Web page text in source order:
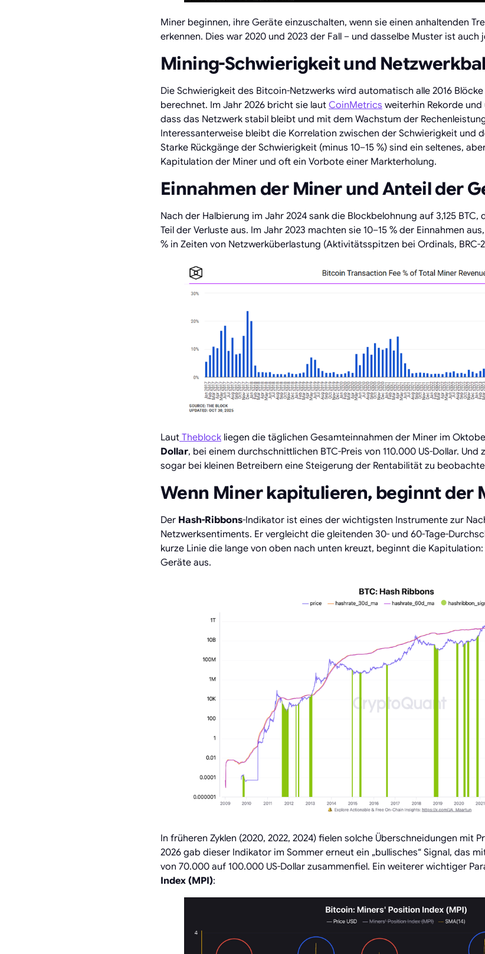
Miner beginnen, ihre Geräte einzuschalten, wenn sie einen anhaltenden
erkennen. Dies war 2020 und 2023 der Fall – und dasselbe Muster ist
Mining-Schwierigkeit und
Die Schwierigkeit des Bitcoin-Netzwerks wird automatisch alle 2016
berechnet. Im Jahr 2026 bricht sie laut CoinMetrics weiterhin Rekorde
dass das Netzwerk stabil bleibt und mit dem Wachstum der
Interessanterweise bleibt die Korrelation zwischen der Schwierigkeit und
Starke Rückgänge der Schwierigkeit (minus 10–15 %) sind ein seltenes,
Kapitulation der Miner und oft ein Vorbote einer Markterholung.
Einnahmen der Miner und Anteil der
Nach der Halbierung im Jahr 2024 sank die Blockbelohnung auf 3,125
Teil der Verluste aus. Im Jahr 2023 machten sie 10–15 % der Einnahmen
% in Zeiten von Netzwerküberlastung (Aktivitätsspitzen bei Ordinals,
Laut Theblock liegen die täglichen Gesamteinnahmen der Miner im
Dollar, bei einem durchschnittlichen BTC-Preis von 110.000 US-Dollar.
sogar bei kleinen Betreibern eine Steigerung der Rentabilität zu
Wenn Miner kapitulieren, beginnt der
Der Hash-Ribbons-Indikator ist eines der wichtigsten Instrumente zur
Netzwerksentiments. Er vergleicht die gleitenden 30- und 60-Tage-
kurze Linie die lange von oben nach unten kreuzt, beginnt die
Geräte aus.
In früheren Zyklen (2020, 2022, 2024) fielen solche Überschneidungen mit
2026 gab dieser Indikator im Sommer erneut ein „bullisches“ Signal, das
von 70.000 auf 100.000 US-Dollar zusammenfiel. Ein weiterer wichtiger
Index (MPI):